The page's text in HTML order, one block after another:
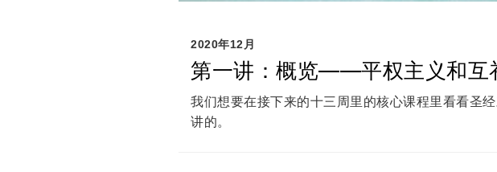
2020年12月
第一讲：概览——平权主义和互
我们想要在接下来的十三周里的核心课程里看看圣
讲的。